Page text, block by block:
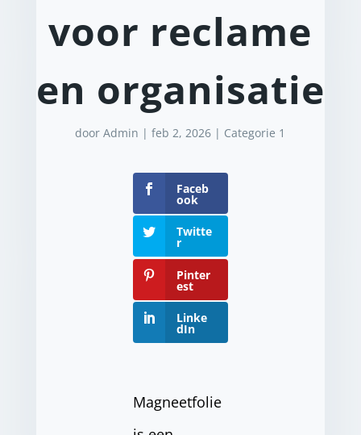
voor reclame
en organisatie
doorAdmin |feb 2, 2026 | Categorie 1
Faceb
ook
Twitte
r
Pinter
est
Linke
dIn
Magneetfolie